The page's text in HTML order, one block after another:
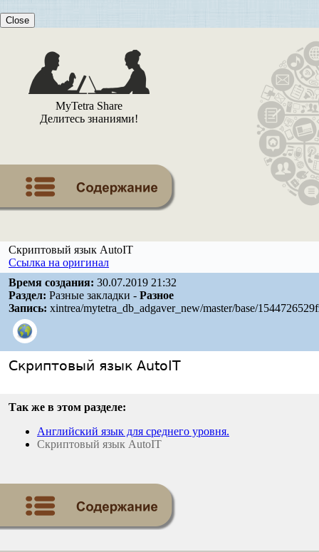
Close
MyTetra Share
Делитесь знаниями!
Скриптовый язык AutoIT
Ссылка на оригинал
Время создания: 30.07.2019 21:32
Раздел: Разные закладки - Разное
Запись: xintrea/mytetra_db_adgaver_new/master/base/
Скриптовый язык AutoIT
Так же в этом разделе:
Английский язык для среднего уровня.
Скриптовый язык AutoIT